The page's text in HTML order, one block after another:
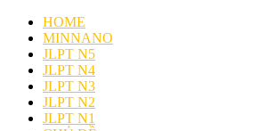
HOME
MINNANO
JLPT N5
JLPT N4
JLPT N3
JLPT N2
JLPT N1